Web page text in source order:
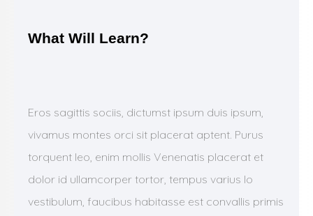
What Will Learn?
Eros sagittis sociis, dictumst ipsum duis ipsum,
vivamus montes orci sit placerat aptent. Purus
torquent leo, enim mollis Venenatis placerat et
dolor id ullamcorper tortor, tempus varius lo
vestibulum, faucibus habitasse est convallis primis